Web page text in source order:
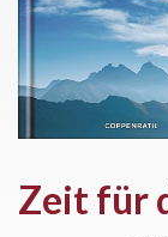
Zeit für